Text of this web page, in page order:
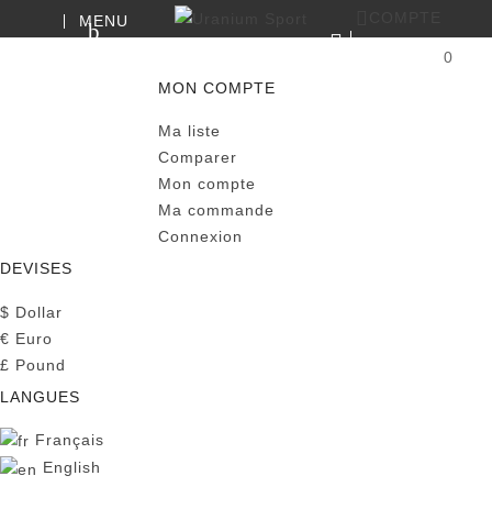
MENU
0
MON COMPTE
Ma liste
Comparer
Mon compte
Ma commande
Connexion
DEVISES
$ Dollar
€ Euro
£ Pound
LANGUES
Français
English